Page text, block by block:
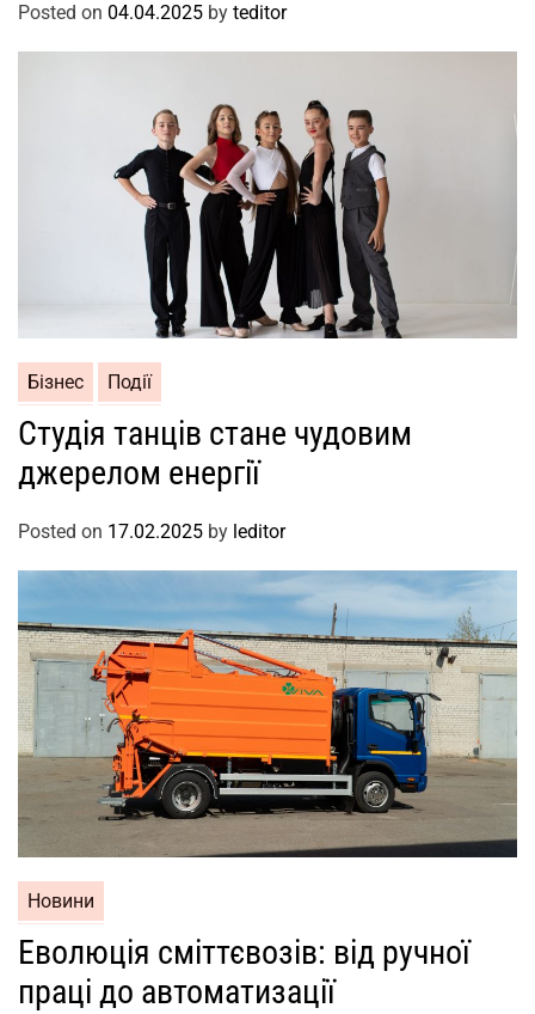
Posted on 04.04.2025 by teditor
Бізнес Події
Студія танців стане чудовим
джерелом енергії
Posted on 17.02.2025 by leditor
Новини
Еволюція сміттєвозів: від ручної
праці до автоматизації